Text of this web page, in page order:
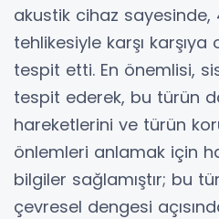
akustik cihaz sayesinde,
tehlikesiyle karşı
tespit etti. En önemlisi,
tespit ederek, bu türün
hareketlerini ve türün
önlemleri anlamak için
bilgiler sağlamıştır; bu
çevresel dengesi